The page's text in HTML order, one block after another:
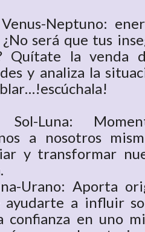
Neptuno:
será que tus
Quítate la
y analiza la
Sol-Luna:
a nosotros
y transformar
Urano: Aporta
ayudarte a influir
confianza en uno